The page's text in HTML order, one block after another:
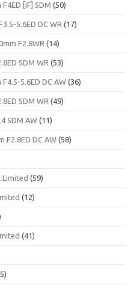
[IF] SDM (50)
5.6ED DC WR (17)
F2.8WR (14)
SDM WR (53)
5.6ED DC AW (36)
SDM WR (49)
SDM AW (11)
F2.8ED DC AW (58)
Limited (59)
(12)
(41)